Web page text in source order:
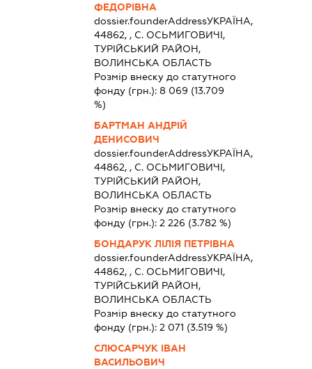
ФЕДОРІВНА
dossier.founderAddressУКРАЇНА,
44862, , С. ОСЬМИГОВИЧІ,
ТУРІЙСЬКИЙ РАЙОН,
ВОЛИНСЬКА ОБЛАСТЬ
Розмір внеску до статутного
фонду (грн.): 8 069 (13.709
%)
БАРТМАН АНДРІЙ
ДЕНИСОВИЧ
dossier.founderAddressУКРАЇНА,
44862, , С. ОСЬМИГОВИЧІ,
ТУРІЙСЬКИЙ РАЙОН,
ВОЛИНСЬКА ОБЛАСТЬ
Розмір внеску до статутного
фонду (грн.): 2 226 (3.782 %)
БОНДАРУК ЛІЛІЯ ПЕТРІВНА
dossier.founderAddressУКРАЇНА,
44862, , С. ОСЬМИГОВИЧІ,
ТУРІЙСЬКИЙ РАЙОН,
ВОЛИНСЬКА ОБЛАСТЬ
Розмір внеску до статутного
фонду (грн.): 2 071 (3.519 %)
СЛЮСАРЧУК ІВАН
ВАСИЛЬОВИЧ